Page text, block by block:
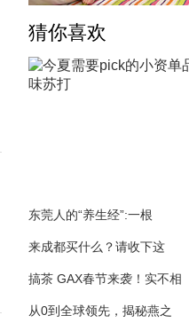
猜你喜欢
东莞人的“养生经”:一根
来成都买什么？请收下这
搞茶 GAX春节来袭！实不相
从0到全球领先，揭秘燕之